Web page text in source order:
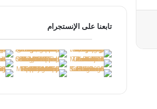
تابعنا على الإنستجرام